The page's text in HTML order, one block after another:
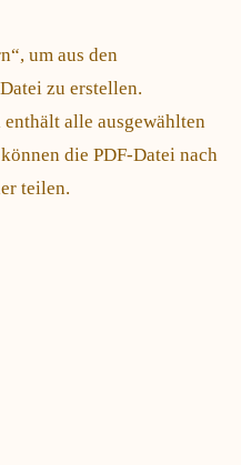
um aus den
zu erstellen.
alle ausgewählten
die PDF-Datei nach
teilen.